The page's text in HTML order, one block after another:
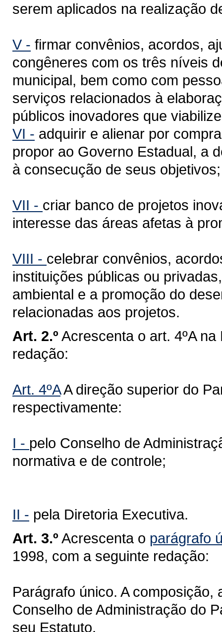
serem aplicados na realização
V - firmar convênios, acordos,
congêneres com os três níveis
municipal, bem como com
serviços relacionados à
públicos inovadores que
VI - adquirir e alienar por
propor ao Governo Estadual, a
à consecução de seus objetivos;
VII - criar banco de projetos
interesse das áreas afetas à
VIII - celebrar convênios,
instituições públicas ou
ambiental e a promoção do
relacionadas aos projetos.
Art. 2.º Acrescenta o art. 4ºA
redação:
Art. 4ºAA direção superior do
respectivamente:
I - pelo Conselho de
normativa e de controle;
II - pela Diretoria Executiva.
Art. 3.º Acrescenta o parágrafo
1998, com a seguinte redação:
Parágrafo único. A
Conselho de Administração do
seu Estatuto.